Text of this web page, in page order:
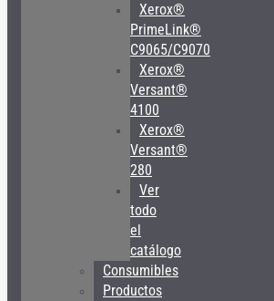
Xerox®
PrimeLink®
C9065/C9070
Xerox®
Versant®
4100
Xerox®
Versant®
280
Ver
todo
el
catálogo
Consumibles
Productos